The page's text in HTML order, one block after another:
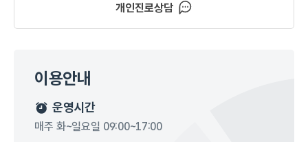
개인진로상담
이용안내
운영시간
매주 화~일요일 09:00~17:00